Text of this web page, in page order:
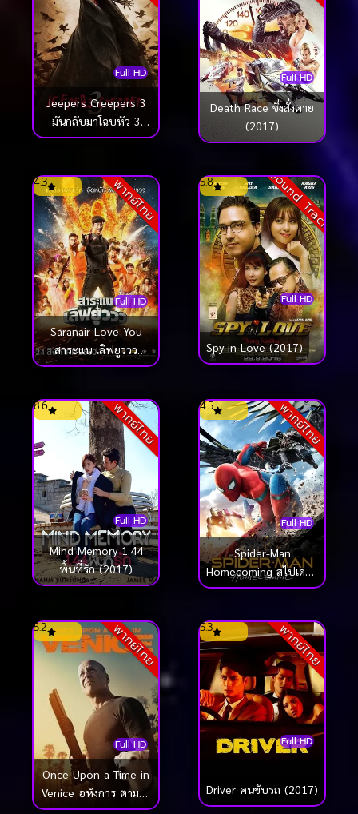
Full HD
Jeepers Creepers 3
มันกลับมาโฉบหัว 3
(2017)
Full HD
Death Race ซิ่งสั่งตาย
(2017)
พากย์ไทย
Full HD
4.3
Saranair Love You
สาระแน เลิฟยูววว
(2017)
Sound Track
Full HD
5.8
Spy in Love (2017)
พากย์ไทย
Full HD
8.6
Mind Memory 1.44
พื้นที่รัก (2017)
พากย์ไทย
Full HD
4.5
Spider-Man
Homecoming สไปเดอร์
แมน โฮมคัมมิ่ง (2017)
พากย์ไทย
Full HD
5.2
Once Upon a Time in
Venice อหังการ ตามล่า
กลางกรุงเวนิส (2017)
พากย์ไทย
Full HD
5.3
Driver คนขับรถ (2017)